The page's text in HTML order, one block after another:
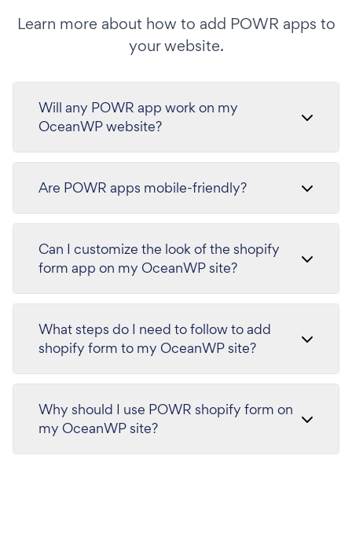
Learn more about how to add POWR apps to
your website.
Will any POWR app work on my
OceanWP website?
Are POWR apps mobile-friendly?
Can I customize the look of the shopify
form app on my OceanWP site?
What steps do I need to follow to add
shopify form to my OceanWP site?
Why should I use POWR shopify form on
my OceanWP site?